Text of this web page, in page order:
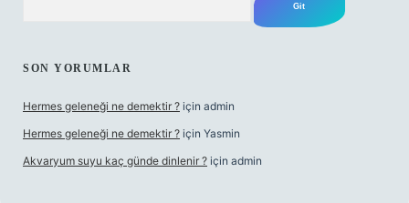
SON YORUMLAR
Hermes geleneği ne demektir ? için admin
Hermes geleneği ne demektir ? için Yasmin
Akvaryum suyu kaç günde dinlenir ? için admin